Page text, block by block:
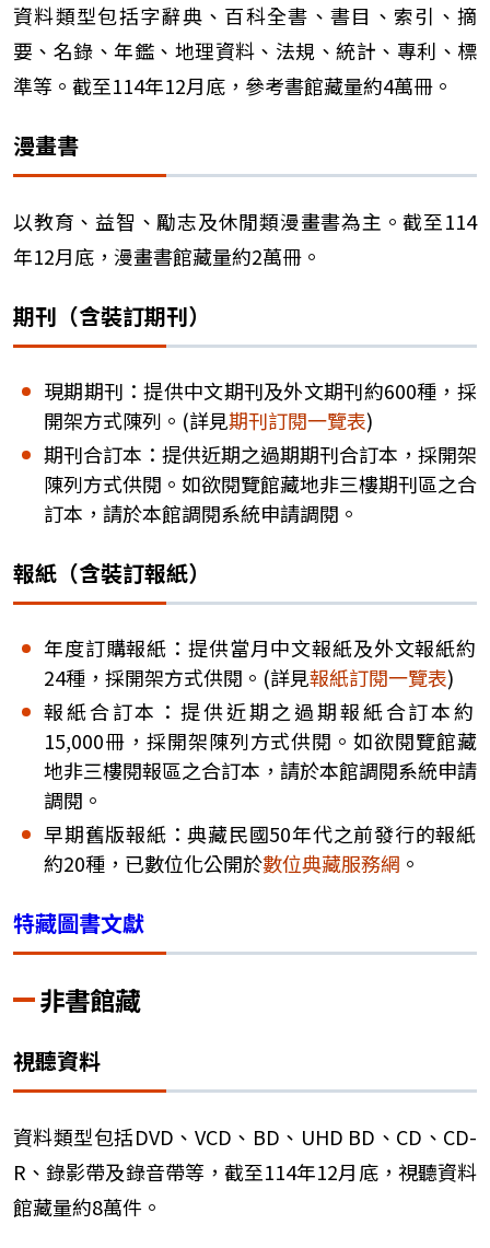
資料類型包括字辭典、百科全書、書目、索引、摘
要、名錄、年鑑、地理資料、法規、統計、專利、標
準等。截至114年12月底，參考書館藏量約4萬冊。
漫畫書
以教育、益智、勵志及休閒類漫畫書為主。截至114
年12月底，漫畫書館藏量約2萬冊。
期刊（含裝訂期刊）
現期期刊：提供中文期刊及外文期刊約600種，採
開架方式陳列。(詳見期刊訂閱一覽表)
期刊合訂本：提供近期之過期期刊合訂本，採開架
陳列方式供閱。如欲閱覽館藏地非三樓期刊區之合
訂本，請於本館調閱系統申請調閱。
報紙（含裝訂報紙）
年度訂購報紙：提供當月中文報紙及外文報紙約
24種，採開架方式供閱。(詳見報紙訂閱一覽表)
報紙合訂本：提供近期之過期報紙合訂本約
15,000冊，採開架陳列方式供閱。如欲閱覽館藏
地非三樓閱報區之合訂本，請於本館調閱系統申請
調閱。
早期舊版報紙：典藏民國50年代之前發行的報紙
約20種，已數位化公開於數位典藏服務網 。
特藏圖書文獻
非書館藏
視聽資料
資料類型包括DVD、VCD、BD、UHD BD、CD、CD-
R、錄影帶及錄音帶等，截至114年12月底，視聽資料
館藏量約8萬件。